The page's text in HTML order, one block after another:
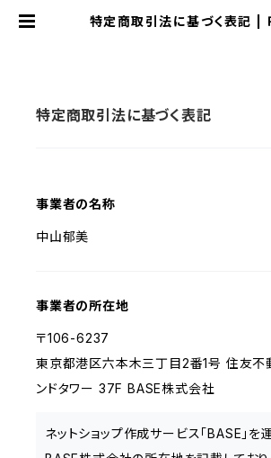
特定商取引法に基づく表記 |
特定商取引法に基づく表記
事業者の名称
中山郁美
事業者の所在地
〒106-6237
東京都港区六本木三丁目2番1号 住友不
ンドタワー 37F BASE株式会社
ネットショップ作成サービス「BASE」を